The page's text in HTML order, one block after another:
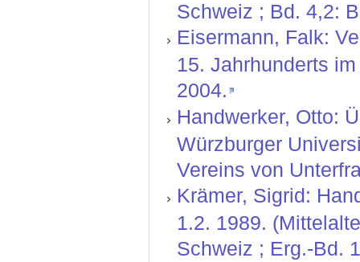
Schweiz ; Bd. 4,2:
Eisermann, Falk:
15. Jahrhunderts
2004.
Handwerker, Otto:
Würzburger
Vereins von
Krämer, Sigrid:
1.2. 1989.
Schweiz ; Erg.-Bd.